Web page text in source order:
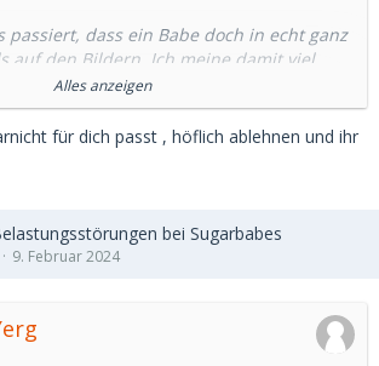
passiert, dass ein Babe doch in echt ganz
auf den Bildern. Ich meine damit viel
ihr mit so einer Situation um?
trotzdem den Abend mit ihr verbringen?
ich möchte mein Gegenüber
Alles anzeigen
für dich passt , höflich ablehnen und ihr
bei Sugarbabes
9. Februar 2024